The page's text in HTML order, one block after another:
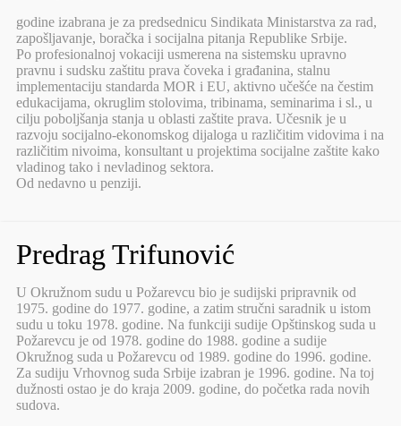
godine izabrana je za predsednicu Sindikata Ministarstva za rad,
zapošljavanje, boračka i socijalna pitanja Republike Srbije.
Po profesionalnoj vokaciji usmerena na sistemsku upravno
pravnu i sudsku zaštitu prava čoveka i građanina, stalnu
implementaciju standarda MOR i EU, aktivno učešće na čestim
edukacijama, okruglim stolovima, tribinama, seminarima i sl., u
cilju poboljšanja stanja u oblasti zaštite prava. Učesnik je u
razvoju socijalno-ekonomskog dijaloga u različitim vidovima i na
različitim nivoima, konsultant u projektima socijalne zaštite kako
vladinog tako i nevladinog sektora.
Od nedavno u penziji.
Predrag Trifunović
U Okružnom sudu u Požarevcu bio je sudijski pripravnik od
1975. godine do 1977. godine, a zatim stručni saradnik u istom
sudu u toku 1978. godine. Na funkciji sudije Opštinskog suda u
Požarevcu je od 1978. godine do 1988. godine a sudije
Okružnog suda u Požarevcu od 1989. godine do 1996. godine.
Za sudiju Vrhovnog suda Srbije izabran je 1996. godine. Na toj
dužnosti ostao je do kraja 2009. godine, do početka rada novih
sudova.